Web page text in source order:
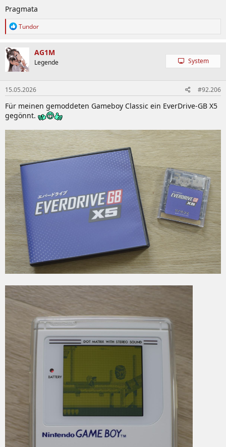
Pragmata
R
k
t
i
o
n
e
n
:
Tundor
AG1M
Legende System
15.05.2026 #92.206
Für meinen gemoddeten Gameboy Classic ein EverDrive-GB X5
gegönnt.